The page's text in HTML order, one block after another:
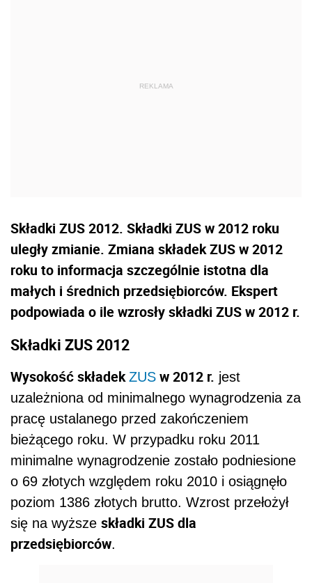
Składki ZUS 2012. Składki ZUS w 2012 roku
uległy zmianie. Zmiana składek ZUS w 2012
roku to informacja szczególnie istotna dla
małych i średnich przedsiębiorców. Ekspert
podpowiada o ile wzrosły składki ZUS w 2012 r.
Składki ZUS 2012
Wysokość składekZUS w 2012 r. jest
uzależniona od minimalnego wynagrodzenia za
pracę ustalanego przed zakończeniem
bieżącego roku. W przypadku roku 2011
minimalne wynagrodzenie zostało podniesione
o 69 złotych względem roku 2010 i osiągnęło
poziom 1386 złotych brutto. Wzrost przełożył
się na wyższe składki ZUS dla
przedsiębiorców.